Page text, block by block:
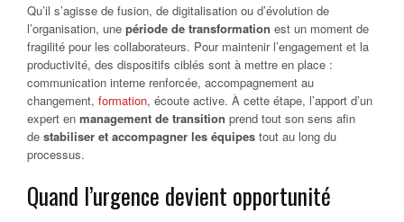
Qu’il s’agisse de fusion, de digitalisation ou d’évolution de
l’organisation, une période de transformation est un moment de
fragilité pour les collaborateurs. Pour maintenir l’engagement et la
productivité, des dispositifs ciblés sont à mettre en place :
communication interne renforcée, accompagnement au
changement, formation, écoute active. À cette étape, l’apport d’un
expert en management de transition prend tout son sens afin
de stabiliser et accompagner les équipes tout au long du
processus.
Quand l’urgence devient opportunité